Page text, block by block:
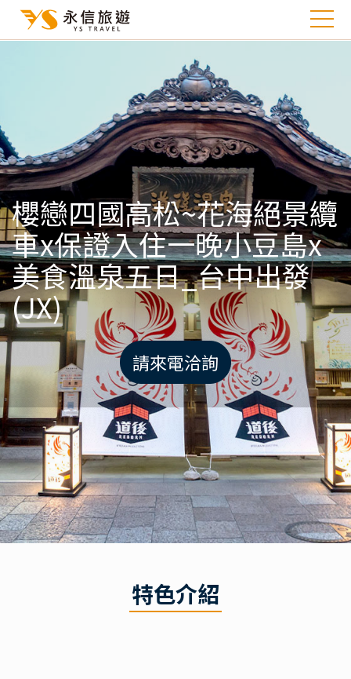
櫻戀四國高松~花海絕景纜
車x保證入住一晚小豆島x
美食溫泉五日_台中出發
(JX)
請來電洽詢
特色介紹